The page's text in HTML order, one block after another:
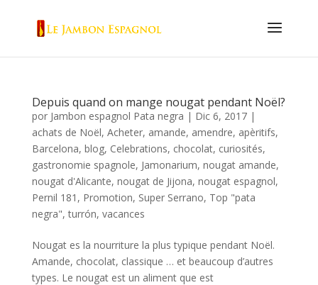
Depuis quand on mange nougat pendant Noël?
por Jambon espagnol Pata negra | Dic 6, 2017|
achats de Noël, Acheter, amande, amendre, apèritifs,
Barcelona, blog, Celebrations, chocolat, curiosités,
gastronomie spagnole, Jamonarium, nougat amande,
nougat d'Alicante, nougat de Jijona, nougat espagnol,
Pernil 181 , Promotion, Super Serrano, Top "pata
negra",turrón, vacances
Nougat es la nourriture la plus typique pendant Noël.
Amande, chocolat, classique … et beaucoup d’autres
types. Le nougat est un aliment que est